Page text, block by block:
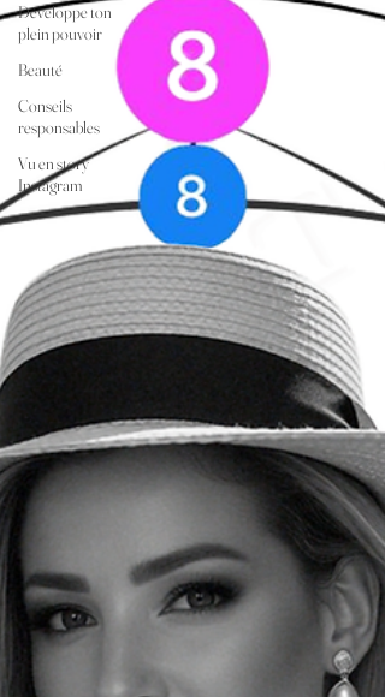
Développe ton
plein pouvoir
Beauté
Conseils
responsables
Vu en story
Instagram